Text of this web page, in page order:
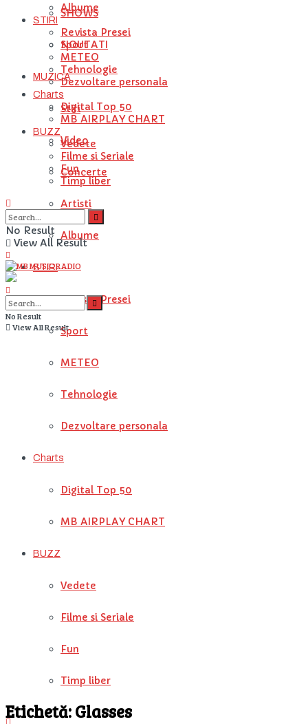
SHOWS
NOUTATI
MUZICA
Stiri
Video
Concerte
Artisti
Albume
STIRI
Revista Presei
Sport
METEO
Tehnologie
Dezvoltare personala
Charts
Digital Top 50
MB AIRPLAY CHART
BUZZ
Vedete
Filme si Seriale
Fun
Timp liber
Albume
STIRI
Revista Presei
Sport
METEO
Tehnologie
Dezvoltare personala
Charts
Digital Top 50
MB AIRPLAY CHART
BUZZ
Vedete
Filme si Seriale
Fun
Timp liber
No Result
View All Result
No Result
View All Result
Etichetă:Glasses